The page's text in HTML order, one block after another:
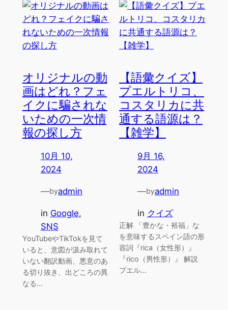
オリジナルの動
画はどれ？フェ
イクに騙されな
いための一次情
報の探し方
10月 10,
2024
—byadmin
in Google
SNS
YouTubeやTikTokを見て
いると、意図が汲み取れて
いない翻訳動画、悪意のあ
る切り抜き、出どころの異
なる…
【語彙クイズ】
プエルトリコ、
コスタリカに共
通する語源は？
【雑学】
9月 16,
2024
—byadmin
in クイズ
正解 「豊かな・裕福」な
を意味するスペイン語の形
容詞『rica（女性形）』
『rico（男性形）』 解説
プエル…